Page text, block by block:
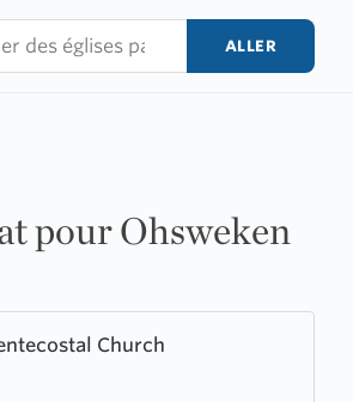
ALLER
pour Ohsweken
Church